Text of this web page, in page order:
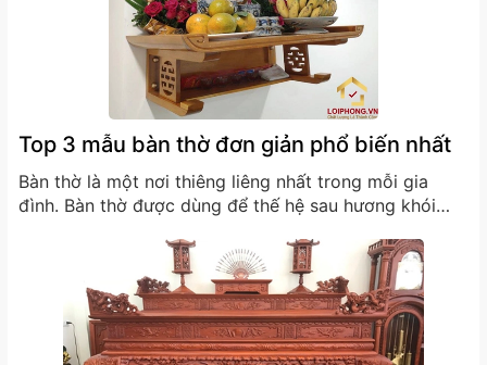
Top 3 mẫu bàn thờ đơn giản phổ biến nhất
Bàn thờ là một nơi thiêng liêng nhất trong mỗi gia
đình. Bàn thờ được dùng để thế hệ sau hương khói
ngưỡng và để cầu mong những điều bình an đến với
gia đình. Vì thế việc chọn...